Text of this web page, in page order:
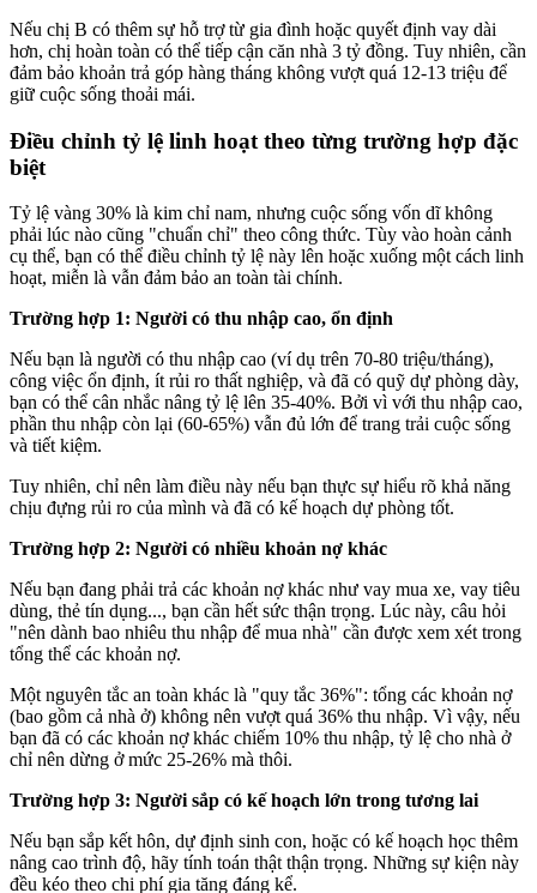
Nếu chị B có thêm sự hỗ trợ từ gia đình hoặc quyết định vay dài
hơn, chị hoàn toàn có thể tiếp cận căn nhà 3 tỷ đồng. Tuy nhiên, cần
đảm bảo khoản trả góp hàng tháng không vượt quá 12-13 triệu để
giữ cuộc sống thoải mái.
Điều chỉnh tỷ lệ linh hoạt theo từng trường hợp đặc
biệt
Tỷ lệ vàng 30% là kim chỉ nam, nhưng cuộc sống vốn dĩ không
phải lúc nào cũng "chuẩn chỉ" theo công thức. Tùy vào hoàn cảnh
cụ thể, bạn có thể điều chỉnh tỷ lệ này lên hoặc xuống một cách linh
hoạt, miễn là vẫn đảm bảo an toàn tài chính.
Trường hợp 1: Người có thu nhập cao, ổn định
Nếu bạn là người có thu nhập cao (ví dụ trên 70-80 triệu/tháng),
công việc ổn định, ít rủi ro thất nghiệp, và đã có quỹ dự phòng dày,
bạn có thể cân nhắc nâng tỷ lệ lên 35-40%. Bởi vì với thu nhập cao,
phần thu nhập còn lại (60-65%) vẫn đủ lớn để trang trải cuộc sống
và tiết kiệm.
Tuy nhiên, chỉ nên làm điều này nếu bạn thực sự hiểu rõ khả năng
chịu đựng rủi ro của mình và đã có kế hoạch dự phòng tốt.
Trường hợp 2: Người có nhiều khoản nợ khác
Nếu bạn đang phải trả các khoản nợ khác như vay mua xe, vay tiêu
dùng, thẻ tín dụng..., bạn cần hết sức thận trọng. Lúc này, câu hỏi
"nên dành bao nhiêu thu nhập để mua nhà" cần được xem xét trong
tổng thể các khoản nợ.
Một nguyên tắc an toàn khác là "quy tắc 36%": tổng các khoản nợ
(bao gồm cả nhà ở) không nên vượt quá 36% thu nhập. Vì vậy, nếu
bạn đã có các khoản nợ khác chiếm 10% thu nhập, tỷ lệ cho nhà ở
chỉ nên dừng ở mức 25-26% mà thôi.
Trường hợp 3: Người sắp có kế hoạch lớn trong tương lai
Nếu bạn sắp kết hôn, dự định sinh con, hoặc có kế hoạch học thêm
nâng cao trình độ, hãy tính toán thật thận trọng. Những sự kiện này
đều kéo theo chi phí gia tăng đáng kể.